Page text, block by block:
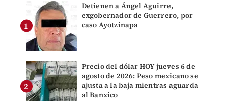
Detienen a Ángel Aguirre,
exgobernador de Guerrero, por
caso Ayotzinapa
Precio del dólar HOY jueves 6 de
agosto de 2026: Peso mexicano se
ajusta a la baja mientras aguarda
al Banxico